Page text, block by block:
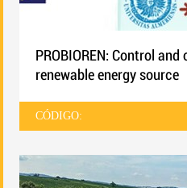
PROBIOREN: Control
renewable energy source
CÓDIGO: